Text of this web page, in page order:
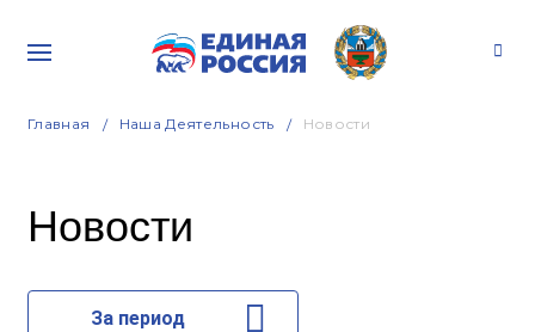
Главная Наша Деятельность Новости
Новости
За период